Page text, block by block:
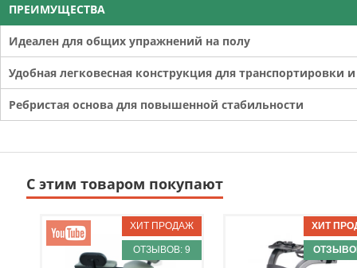
ПРЕИМУЩЕСТВА
Идеален для общих упражнений на полу
Удобная легковесная конструкция для транспортировки
Ребристая основа для повышенной стабильности
С этим товаром покупают
ОТЗЫВОВ: 9